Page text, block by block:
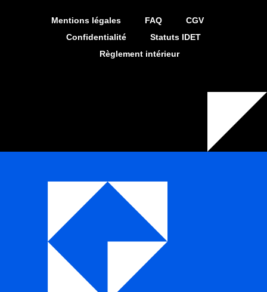
Mentions légales FAQ
CGV
Confidentialité
Statuts IDET
Règlement intérieur